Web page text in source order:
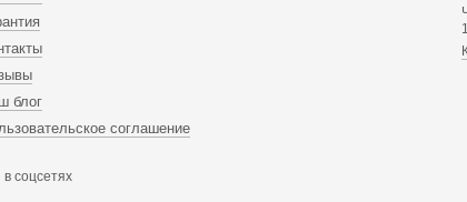
блог
соглашение
соцсетях